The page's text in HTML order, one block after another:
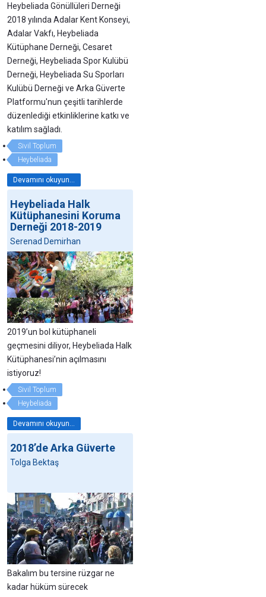
Heybeliada Gönüllüleri Derneği
2018 yılında Adalar Kent Konseyi,
Adalar Vakfı, Heybeliada
Kütüphane Derneği, Cesaret
Derneği, Heybeliada Spor Kulübü
Derneği, Heybeliada Su Sporları
Kulübü Derneği ve Arka Güverte
Platformu'nun çeşitli tarihlerde
düzenlediği etkinliklerine katkı ve
katılım sağladı.
Sivil Toplum
Heybeliada
Devamını okuyun...
Heybeliada Halk
Kütüphanesini Koruma
Derneği 2018-2019
Serenad Demirhan
2019’un bol kütüphaneli
geçmesini diliyor, Heybeliada Halk
Kütüphanesi’nin açılmasını
istiyoruz!
Sivil Toplum
Heybeliada
Devamını okuyun...
2018’de Arka Güverte
Tolga Bektaş
Bakalım bu tersine rüzgar ne
kadar hüküm sürecek